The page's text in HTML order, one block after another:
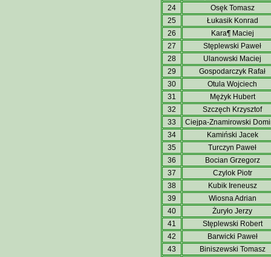
24
Osęk Tomasz
25
Łukasik Konrad
26
Kara¶ Maciej
27
Stęplewski Paweł
28
Ulanowski Maciej
29
Gospodarczyk Rafał
30
Otula Wojciech
31
Mężyk Hubert
32
Szczęch Krzysztof
33
Ciejpa-Znamirowski
34
Kamiński Jacek
35
Turczyn Paweł
36
Bocian Grzegorz
37
Czylok Piotr
38
Kubik Ireneusz
39
Wiosna Adrian
40
Żuryło Jerzy
41
Stęplewski Robert
42
Barwicki Paweł
43
Biniszewski Tomasz